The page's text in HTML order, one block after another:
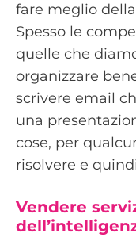
fare meglio
Spesso le
quelle che
organizzare
scrivere email
una
cose, per
risolvere e
Vendere